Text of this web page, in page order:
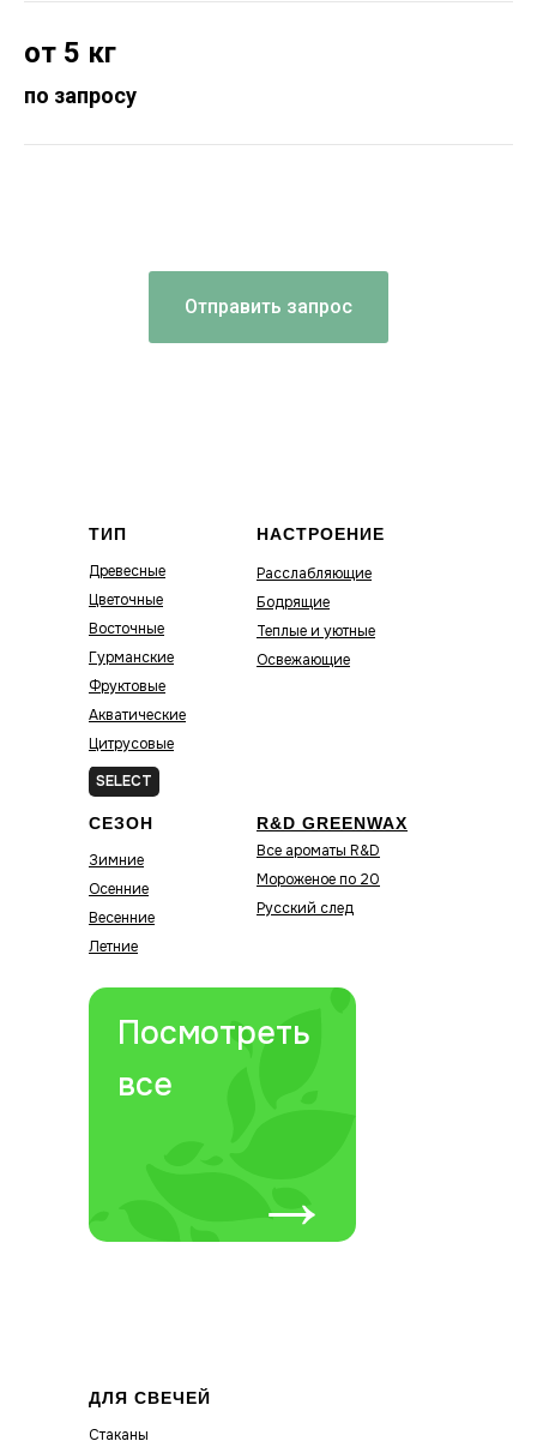
от 5 кг
по запросу
Отправить запрос
ТИП
Древесные
Цветочные
Восточные
Гурманские
Фруктовые
Акватические
Цитрусовые
Зелёные
НАСТРОЕНИЕ
Расслабляющие
Бодрящие
Теплые и уютные
Освежающие
R&D GREENWAX
Все ароматы R&D
Мороженое по 20
Русский след
СЕЗОН
Зимние
Осенние
Весенние
Летние
Посмотреть
все
→
SELECT
ДЛЯ СВЕЧЕЙ
Стаканы